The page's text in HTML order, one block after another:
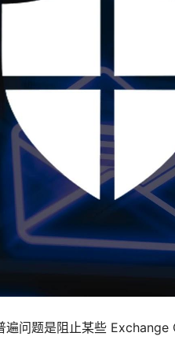
问题是阻止某些 Exchange